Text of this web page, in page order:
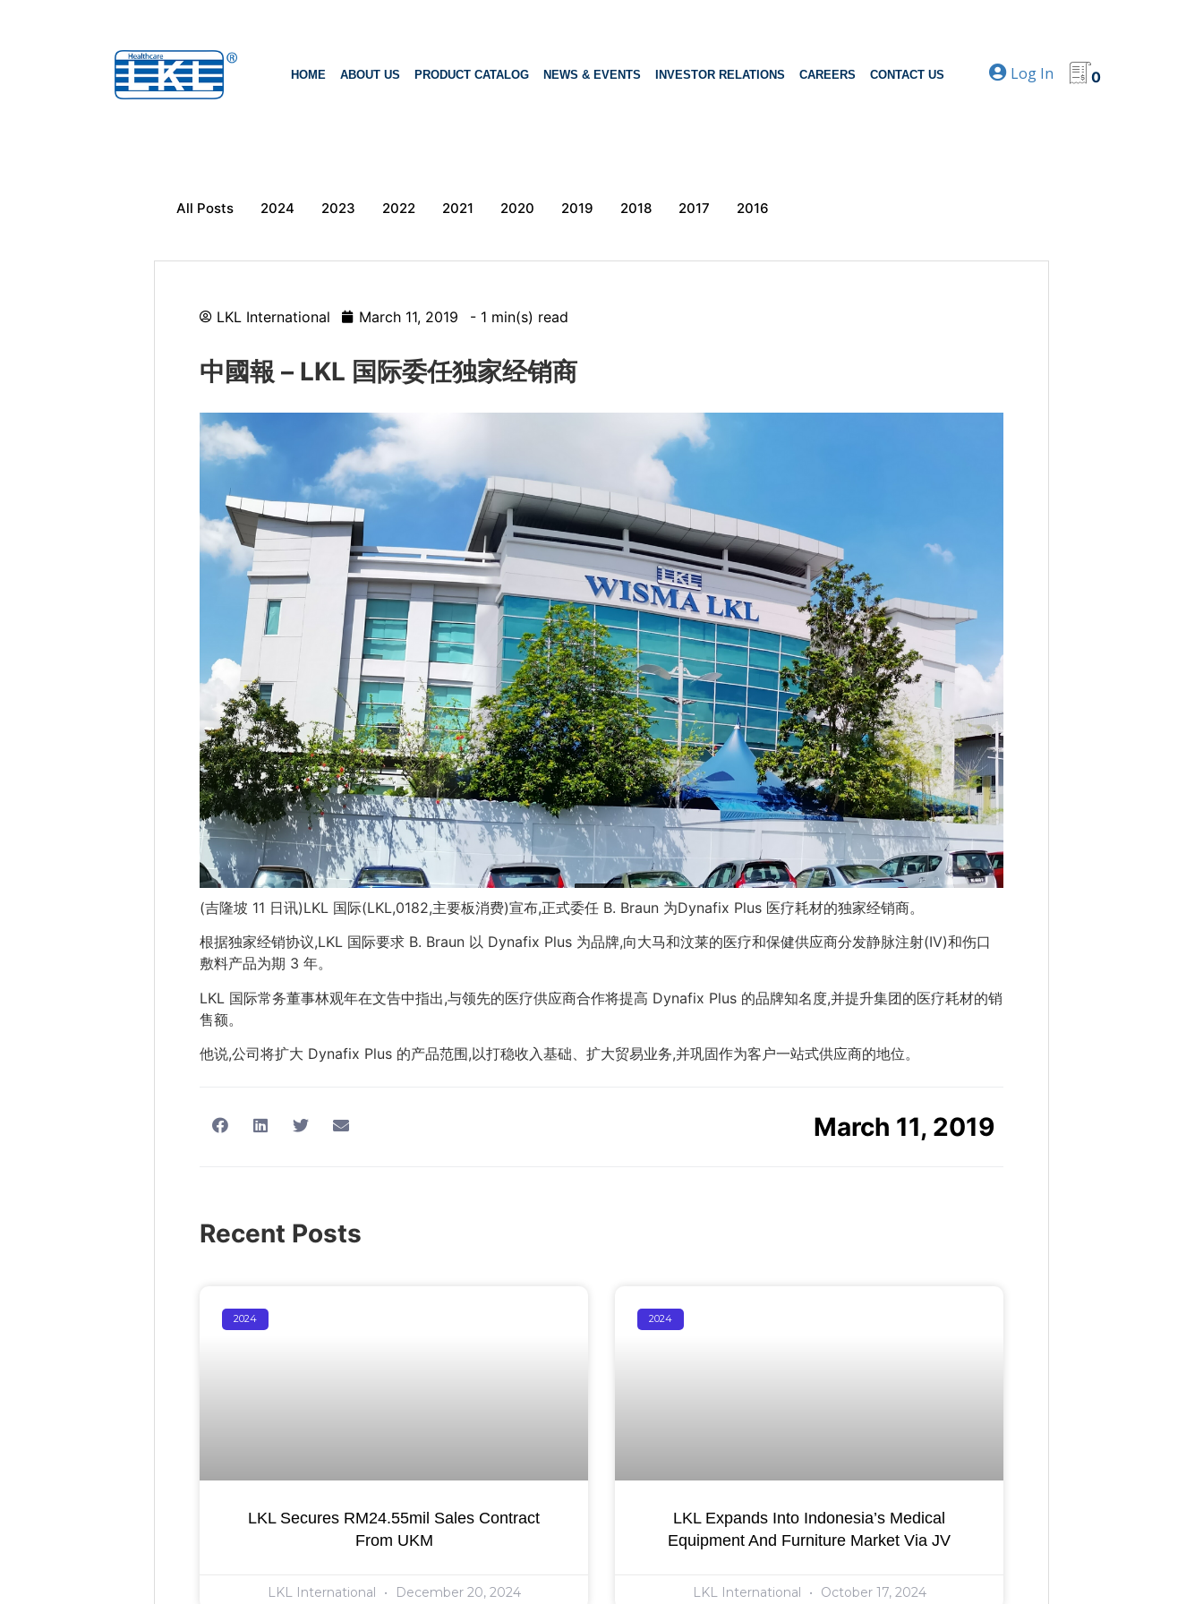
HOME ABOUT US PRODUCT CATALOG NEWS & EVENTS INVESTOR RELATIONS CAREERS CONTACT US Log In 0
All Posts 2024 2023 2022 2021 2020 2019 2018 2017 2016
LKL International March 11, 2019 - 1 min(s) read
中國報 – LKL 国际委任独家经销商
(吉隆坡 11 日讯)LKL 国际(LKL,0182,主要板消费)宣布,正式委任 B. Braun 为Dynafix Plus 医疗耗材的独家经销商。
根据独家经销协议,LKL 国际要求 B. Braun 以 Dynafix Plus 为品牌,向大马和汶莱的医疗和保健供应商分发静脉注射(IV)和伤口
敷料产品为期 3 年。
LKL 国际常务董事林观年在文告中指出,与领先的医疗供应商合作将提高 Dynafix Plus 的品牌知名度,并提升集团的医疗耗材的销
售额。
他说,公司将扩大 Dynafix Plus 的产品范围,以打稳收入基础、扩大贸易业务,并巩固作为客户一站式供应商的地位。
March 11, 2019
Recent Posts
2024
LKL Secures RM24.55mil Sales Contract
From UKM
LKL International December 20, 2024
2024
LKL Expands Into Indonesia’s Medical
Equipment And Furniture Market Via JV
LKL International October 17, 2024